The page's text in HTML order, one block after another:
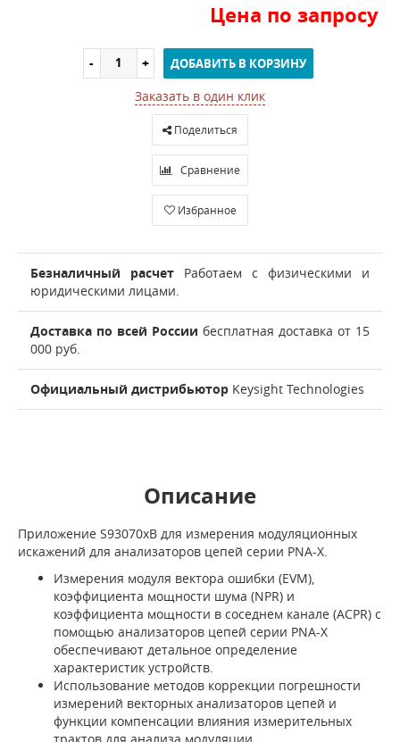
Цена по запросу
ДОБАВИТЬ В КОРЗИНУ
Заказать в один клик
Поделиться
Сравнение
Избранное
Безналичный расчет Работаем с физическими и
юридическими лицами.
Доставка по всей России бесплатная доставка от 15
000 руб.
Официальный дистрибьютор Keysight Technologies
Описание
Приложение S93070xB для измерения модуляционных
искажений для анализаторов цепей серии PNA-X.
Измерения модуля вектора ошибки (EVM),
коэффициента мощности шума (NPR) и
коэффициента мощности в соседнем канале (ACPR) с
помощью анализаторов цепей серии PNA-X
обеспечивают детальное определение
характеристик устройств.
Использование методов коррекции погрешности
измерений векторных анализаторов цепей и
функции компенсации влияния измерительных